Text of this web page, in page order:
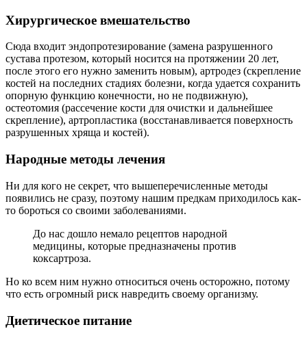
Хирургическое вмешательство
Сюда входит эндопротезирование (замена разрушенного
сустава протезом, который носится на протяжении 20 лет,
после этого его нужно заменить новым), артродез (скрепление
костей на последних стадиях болезни, когда удается сохранить
опорную функцию конечности, но не подвижную),
остеотомия (рассечение кости для очистки и дальнейшее
скрепление), артропластика (восстанавливается поверхность
разрушенных хряща и костей).
Народные методы лечения
Ни для кого не секрет, что вышеперечисленные методы
появились не сразу, поэтому нашим предкам приходилось как-
то бороться со своими заболеваниями.
До нас дошло немало рецептов народной
медицины, которые предназначены против
коксартроза.
Но ко всем ним нужно относиться очень осторожно, потому
что есть огромный риск навредить своему организму.
Диетическое питание